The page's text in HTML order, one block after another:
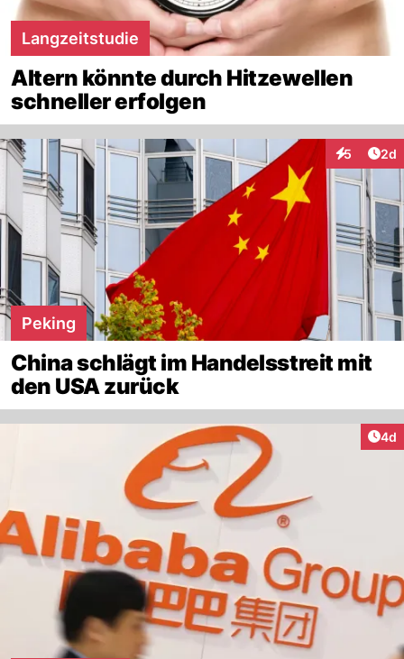
Langzeitstudie
Altern könnte durch Hitzewellen
schneller erfolgen
5 2d
Peking
China schlägt im Handelsstreit mit
den USA zurück
4d